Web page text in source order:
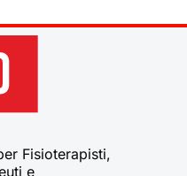
Fisioterapisti,
e